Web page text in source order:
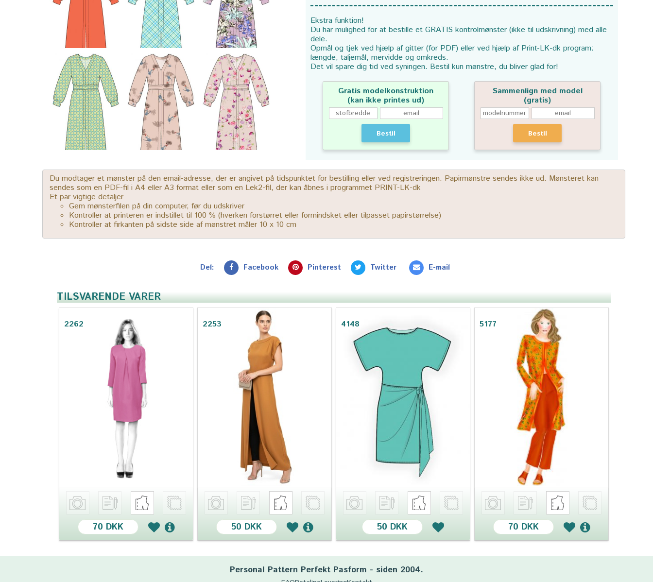
Ekstra funktion!
Du har mulighed for at bestille et GRATIS kontrolmønster (ikke til udskrivning) med alle
dele.
Opmål og tjek ved hjælp af gitter (for PDF) eller ved hjælp af Print-LK-dk program:
længde, taljemål, mervidde og omkreds.
Det vil spare dig tid ved syningen. Bestil kun mønstre, du bliver glad for!
Gratis modelkonstruktion
(kan ikke printes ud)
Bestil
Sammenlign med model
(gratis)
Bestil
Du modtager et mønster på den email-adresse, der er angivet på tidspunktet for bestilling eller ved registreringen. Papirmønstre sendes ikke ud. Mønsteret kan
sendes som en PDF-fil i A4 eller A3 format eller som en Lek2-fil, der kan åbnes i programmet PRINT-LK-dk
Et par vigtige detaljer
Gem mønsterfilen på din computer, før du udskriver
Kontroller at printeren er indstillet til 100 % (hverken forstørret eller formindsket eller tilpasset papirstørrelse)
Kontroller at firkanten på sidste side af mønstret måler 10 x 10 cm
Del: Facebook Pinterest Twitter E-mail
TILSVARENDE VARER
2262
70 DKK
2253
50 DKK
4148
50 DKK
5177
70 DKK
Personal Pattern Perfekt Pasform - siden 2004.